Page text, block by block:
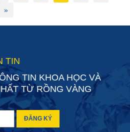
»
TIN
TIN KHOA HỌC VÀ
TỪ RỒNG VÀNG
ĐĂNG KÝ